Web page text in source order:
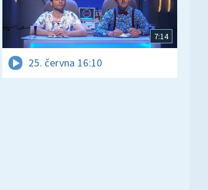
7:14
25. června 16:10